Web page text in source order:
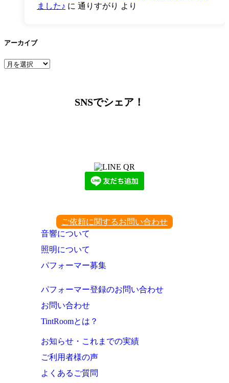
ました♪ に 通りすがり より
アーカイブ
ア
SNSでシェア！
ご依頼に関するお問い合わせ
音響について
照明について
パフォーマー募集
パフォーマー登録のお問い合わせ
お問い合わせ
TintRoomとは？
お知らせ・これまでの実績
ご利用者様の声
よくあるご質問